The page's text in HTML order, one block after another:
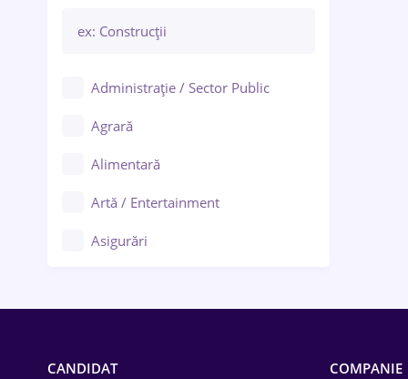
Administrație / Sector Public
Agrară
Alimentară
Artă / Entertainment
Asigurări
CANDIDAT COMPANIE